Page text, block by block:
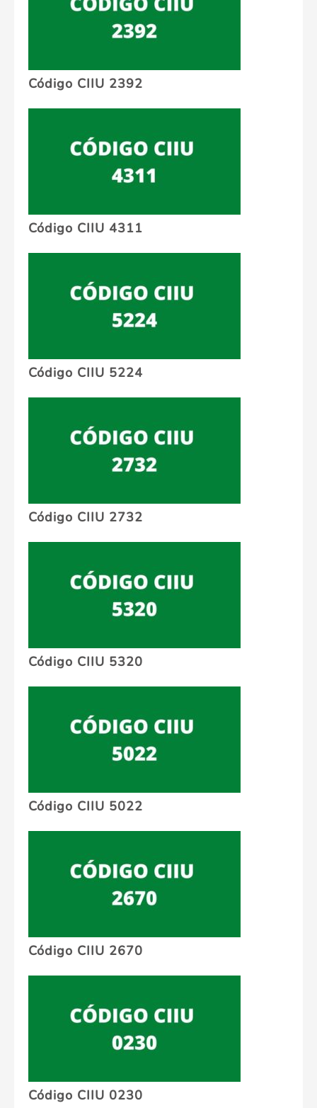
Código CIIU 2392
Código CIIU 4311
Código CIIU 5224
Código CIIU 2732
Código CIIU 5320
Código CIIU 5022
Código CIIU 2670
Código CIIU 0230